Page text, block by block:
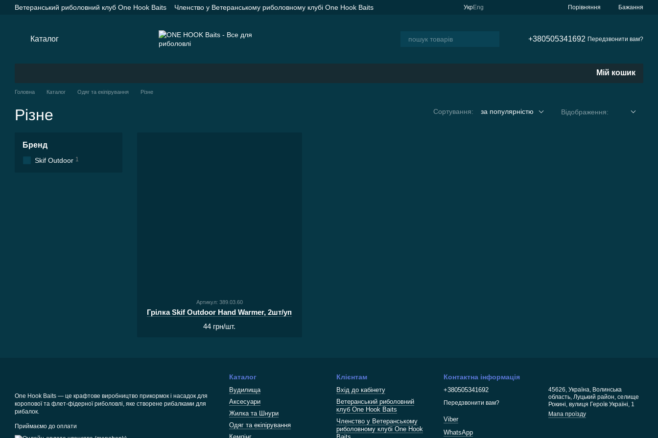
Перейти до основного контенту
Ветеранський риболовний клуб One Hook Baits
Членство у Ветеранському риболовному клубі One Hook Baits
УкрEng Порівняння Бажання
Каталог +380505341692 Передзвонити вам?
Мій кошик
Головна Каталог Одяг та екіпірування Різне
Різне Сортування: за популярністю Відображення:
Артикул: 389.03.60
Грілка Skif Outdoor Hand Warmer, 2шт/уп
44 грн/шт.
Бренд
Skif Outdoor 1
One Hook Baits — це крафтове виробництво прикормок і насадок для
коропової та флет-фідерної риболовлі, яке створене рибалками для
рибалок.
Приймаємо до оплати
Каталог
Вудилища
Аксесуари
Жилка та Шнури
Одяг та екіпірування
Клієнтам
Вхід до кабінету
Ветеранський риболовний
клуб One Hook Baits
Членство у Ветеранському
риболовному клубі One Hook
Контактна інформація
+380505341692
Передзвонити вам?
Viber
WhatsApp
45626, Україна, Волинська
область, Луцький район, селище
Рокині, вулиця Героїв Україні, 1
Мапа проїзду